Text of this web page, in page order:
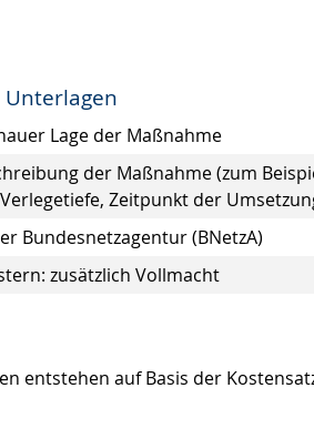
Lage der Maßnahme
der Maßnahme (zum
Zeitpunkt der
Bundesnetzagentur (BNetzA)
zusätzlich Vollmacht
entstehen auf Basis der